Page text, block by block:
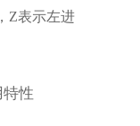
Z表示左进
性